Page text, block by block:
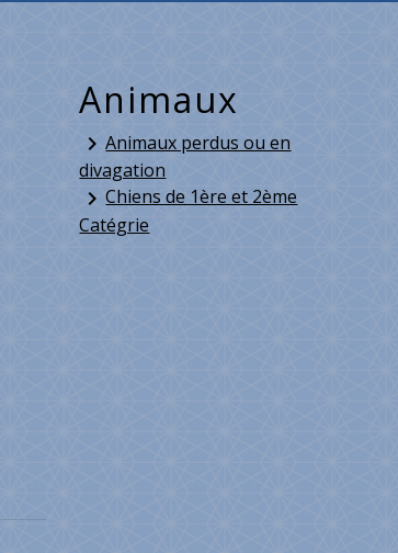
Animaux
keyboard_arrow_rightAnimaux perdus ou en
divagation
keyboard_arrow_rightChiens de 1ère et 2ème
Catégrie